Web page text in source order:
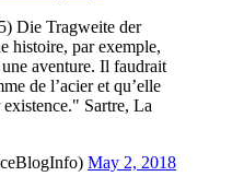
Die Tragweite der
histoire, par exemple,
aventure. Il faudrait
de l’acier et qu’elle
Sartre, La
May 2, 2018